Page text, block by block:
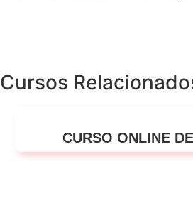
Cursos
CURSO ONLINE